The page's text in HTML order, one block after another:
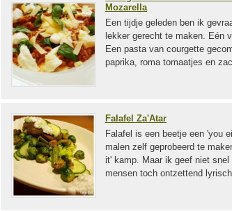
Mozarella
Een tijdje geleden ben ik
lekker gerecht te maken. Eén
Een pasta van courgette
paprika, roma tomaatjes en
Falafel Za'Atar
Falafel is een beetje een 'you
malen zelf geprobeerd te
it' kamp. Maar ik geef niet
mensen toch ontzettend